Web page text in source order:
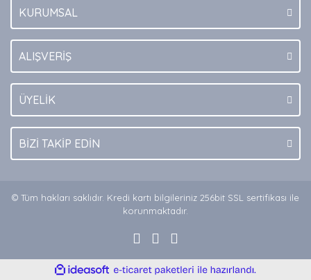
KURUMSAL
ALIŞVERİŞ
ÜYELİK
BİZİ TAKİP EDİN
© Tüm hakları saklıdır. Kredi kartı bilgileriniz 256bit SSL sertifikası ile
korunmaktadır.
ideasoft
e-